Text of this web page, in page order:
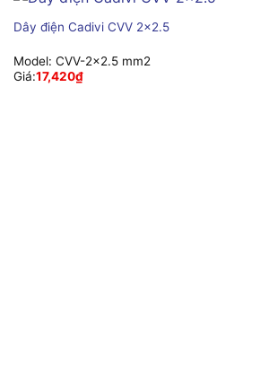
Dây điện Cadivi CVV 2×2.5
Model: CVV-2×2.5 mm2
Giá:17,420₫